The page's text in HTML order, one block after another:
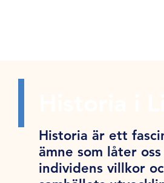
Historia är ett
ämne som låter
individens villkor